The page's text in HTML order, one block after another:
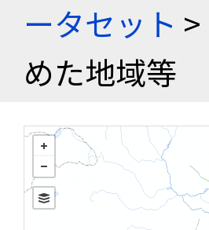
ータセット >
めた地域等